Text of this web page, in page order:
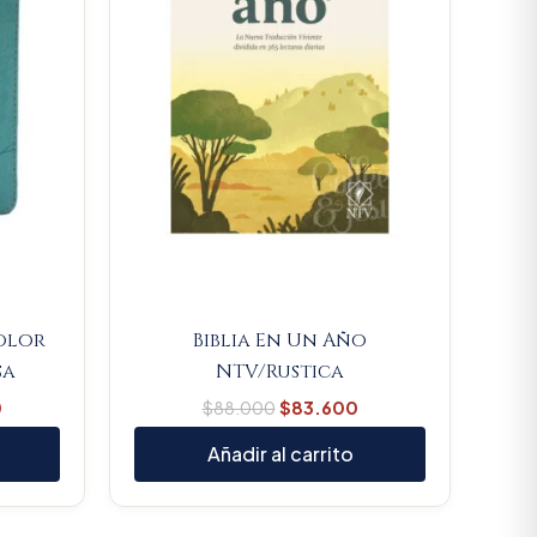
Biblia En Un Año
NTV/Rustica
$88.000$83.600
Añadir al carrito